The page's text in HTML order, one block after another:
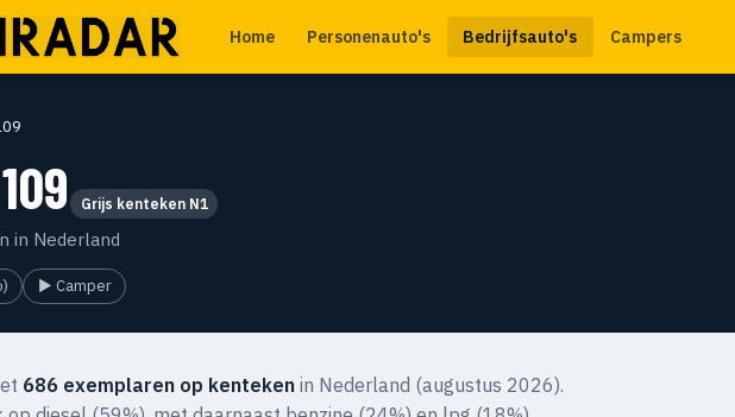
Home Personenauto's Bedrijfsauto's Campers
Grijs kenteken N1
in Nederland
▶ Camper
686 exemplaren op kenteken in Nederland (augustus 2026).